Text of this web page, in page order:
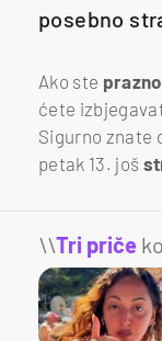
posebno
Ako ste
ćete
Sigurno znate
petak 13. još
\\Tri priče